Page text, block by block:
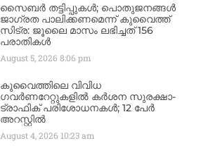
സൈബർ തട്ടിപ്പുകൾ; പൊതുജനങ്ങൾ
ജാഗ്രത പാലിക്കണമെന്ന് കുവൈത്ത്
സിട്ര: ജൂലൈ മാസം ലഭിച്ചത് 156
പരാതികൾ
August 5, 20268:06 pm
കുവൈത്തിലെ വിവിധ
ഗവർണറേറ്റുകളിൽ കർശന സുരക്ഷാ-
ട്രാഫിക് പരിശോധനകൾ; 12 പേർ
അറസ്റ്റിൽ
August 4, 2026 10:23 am